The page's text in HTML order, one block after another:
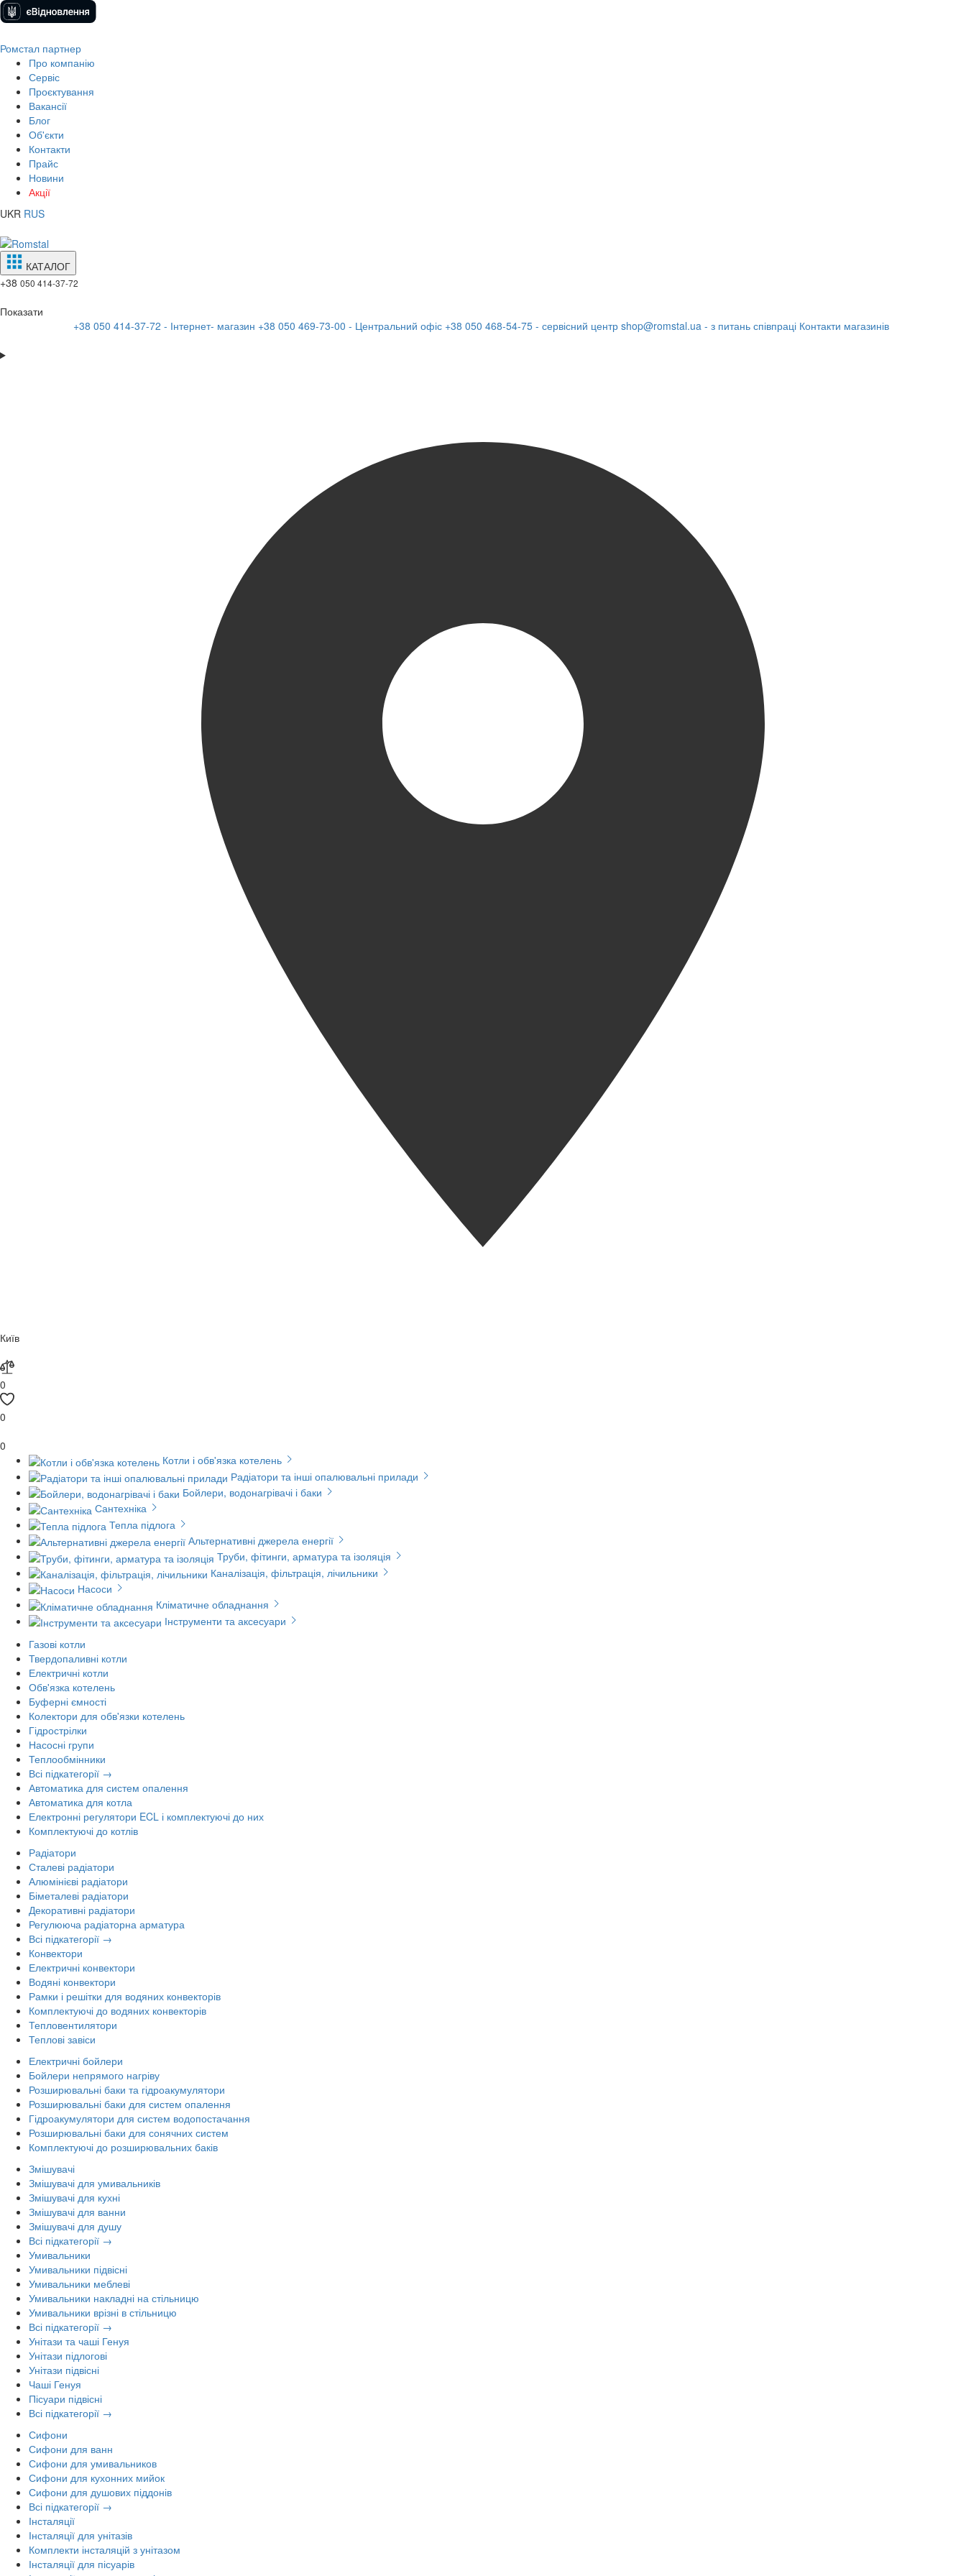
Ромстал партнер
Про компанію
Сервіс
Проєктування
Вакансії
Блог
Об'єкти
Контакти
Прайс
Новини
Акції
UKR RUS
КАТАЛОГ
+38 050 414-37-72
Показати
+38 050 414-37-72 - Інтернет- магазин +38 050 469-73-00 - Центральний офіс +38 050 468-54-75 - сервісний центр shop@romstal.ua - з питань співпраці Контакти магазинів
Київ
0
0
0
Котли і обв'язка котелень
Радіатори та інші опалювальні прилади
Бойлери, водонагрівачі і баки
Сантехніка
Тепла підлога
Альтернативні джерела енергії
Труби, фітинги, арматура та ізоляція
Каналізація, фільтрація, лічильники
Насоси
Кліматичне обладнання
Інструменти та аксесуари
Газові котли
Твердопаливні котли
Електричні котли
Обв'язка котелень
Буферні ємності
Колектори для обв'язки котелень
Гідрострілки
Насосні групи
Теплообмінники
Всі підкатегорії →
Автоматика для систем опалення
Автоматика для котла
Електронні регулятори ECL і комплектуючі до них
Комплектуючі до котлів
Радіатори
Сталеві радіатори
Алюмінієві радіатори
Біметалеві радіатори
Декоративні радіатори
Регулююча радіаторна арматура
Всі підкатегорії →
Конвектори
Електричні конвектори
Водяні конвектори
Рамки і решітки для водяних конвекторів
Комплектуючі до водяних конвекторів
Тепловентилятори
Теплові завіси
Електричні бойлери
Бойлери непрямого нагріву
Розширювальні баки та гідроакумулятори
Розширювальні баки для систем опалення
Гідроакумулятори для систем водопостачання
Розширювальні баки для сонячних систем
Комплектуючі до розширювальних баків
Змішувачі
Змішувачі для умивальників
Змішувачі для кухні
Змішувачі для ванни
Змішувачі для душу
Всі підкатегорії →
Умивальники
Умивальники підвісні
Умивальники меблеві
Умивальники накладні на стільницю
Умивальники врізні в стільницю
Всі підкатегорії →
Унітази та чаші Генуя
Унітази підлогові
Унітази підвісні
Чаші Генуя
Пісуари підвісні
Всі підкатегорії →
Сифони
Сифони для ванн
Сифони для умивальников
Сифони для кухонних мийок
Сифони для душових піддонів
Всі підкатегорії →
Інсталяції
Інсталяції для унітазів
Комплекти інсталяцій з унітазом
Інсталяції для пісуарів